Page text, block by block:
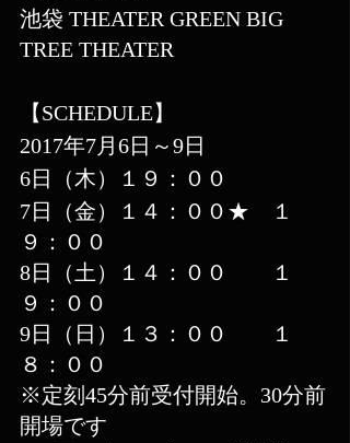
池袋 THEATER GREEN BIG
TREE THEATER
【SCHEDULE】
​2017年7月6日～9日
6日（木）１９：００
7日（金）１４：００★　１
９：００
8日（土）１４：００　　１
９：００
9日（日）１３：００　　１
８：００
※定刻45分前受付開始。30分前
開場です